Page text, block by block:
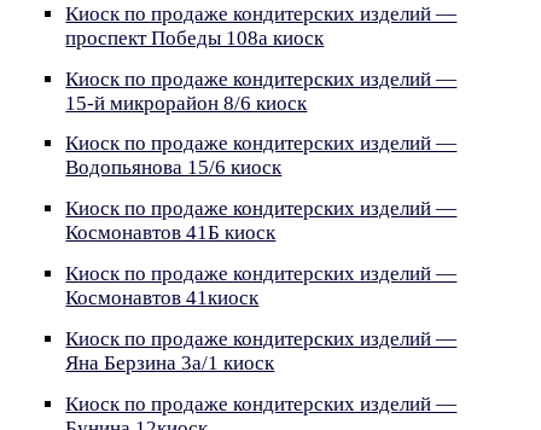
Киоск по продаже кондитерских изделий —
проспект Победы 108а киоск
Киоск по продаже кондитерских изделий —
15-й микрорайон 8/6 киоск
Киоск по продаже кондитерских изделий —
Водопьянова 15/6 киоск
Киоск по продаже кондитерских изделий —
Космонавтов 41Б киоск
Киоск по продаже кондитерских изделий —
Космонавтов 41киоск
Киоск по продаже кондитерских изделий —
Яна Берзина 3а/1 киоск
Киоск по продаже кондитерских изделий —